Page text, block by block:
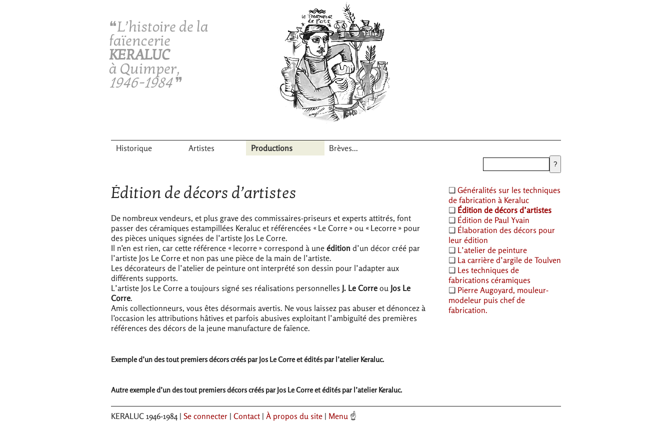
❝L’histoire de la
faïencerie
KERALUC
à Quimper,
1946-1984❞
Historique Artistes Productions Brèves...
Édition de décors d’artistes
De nombreux vendeurs, et plus grave des commissaires-priseurs et experts attitrés, font
passer des céramiques estampillées Keraluc et référencées « Le Corre » ou « Lecorre » pour
des pièces uniques signées de l’artiste Jos Le Corre.
Il n’en est rien, car cette référence « lecorre » correspond à une édition d’un décor créé par
l’artiste Jos Le Corre et non pas une pièce de la main de l’artiste.
Les décorateurs de l’atelier de peinture ont interprété son dessin pour l’adapter aux
différents supports.
L’artiste Jos Le Corre a toujours signé ses réalisations personnelles J. Le Corre ou Jos Le
Corre.
Amis collectionneurs, vous êtes désormais avertis. Ne vous laissez pas abuser et dénoncez à
l’occasion les attributions hâtives et parfois abusives exploitant l’ambiguïté des premières
références des décors de la jeune manufacture de faïence.
Exemple d’un des tout premiers décors créés par Jos Le Corre et édités par l’atelier Keraluc.
Autre exemple d’un des tout premiers décors créés par Jos Le Corre et édités par l’atelier Keraluc.
❏ Généralités sur les techniques
de fabrication à Keraluc
❏ Édition de décors d’artistes
❏ Édition de Paul Yvain
❏ Élaboration des décors pour
leur édition
❏ L’atelier de peinture
❏ La carrière d’argile de Toulven
❏ Les techniques de
fabrications céramiques
❏ Pierre Augoyard, mouleur-
modeleur puis chef de
fabrication.
KERALUC 1946-1984 | Se connecter | Contact | À propos du site | Menu ☝